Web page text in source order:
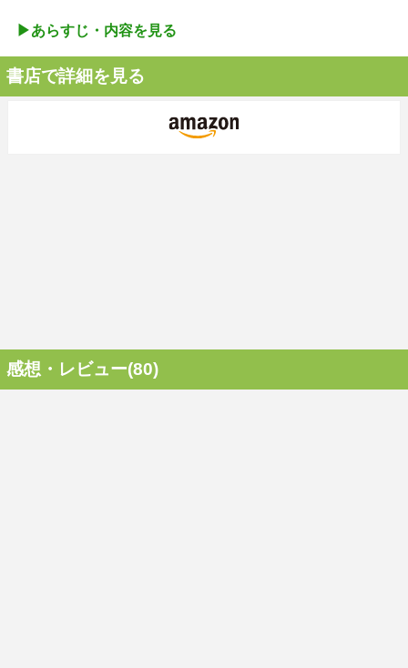
▶︎あらすじ・内容を見る
書店で詳細を見る
感想・レビュー(80)